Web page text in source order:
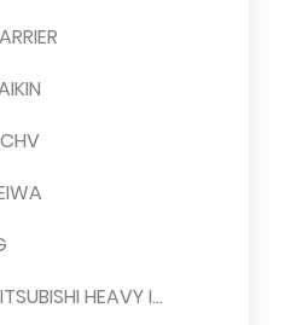
MITSUBISHI HEAVY INDUSTRIES